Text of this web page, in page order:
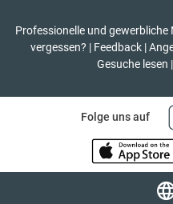
Professionelle und gewerbliche
vergessen? | Feedback |
Gesuche lesen |
Folge uns auf